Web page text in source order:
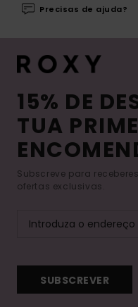
Precisas de ajuda?
15% DE
TUA
Subscreve para
ofertas exclusivas.
SUBSCREVER